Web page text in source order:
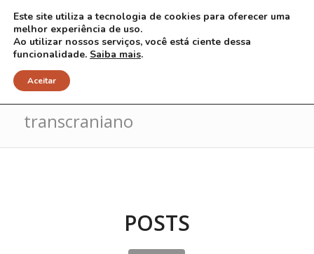
Arquivo para Tag: doppler
transcraniano
POSTS
Este site utiliza a tecnologia de cookies para oferecer uma
melhor experiência de uso.
Ao utilizar nossos serviços, você está ciente dessa
funcionalidade. Saiba mais.
Aceitar